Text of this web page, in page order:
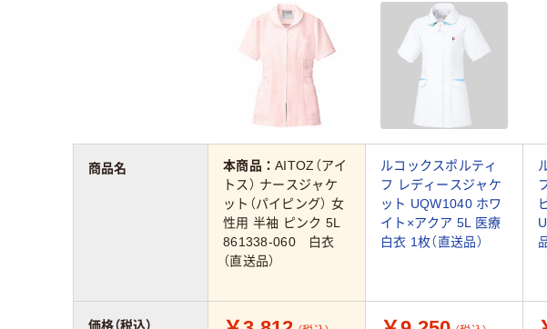
本商品：AITOZ（アイ
トス） ナースジャケ
ット（パイピング） 女
性用 半袖 ピンク 5L
861338-060 白衣
（直送品）
ルコックスポルティ
フ レディースジャケ
ット UQW1040 ホワ
イト×アクア 5L 医療
白衣 1枚（直送品）
商品名
価格（税込）